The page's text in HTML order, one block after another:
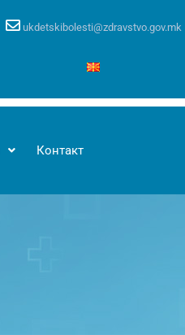
ukdetskibolesti@zdravstvo.gov.mk
Контакт